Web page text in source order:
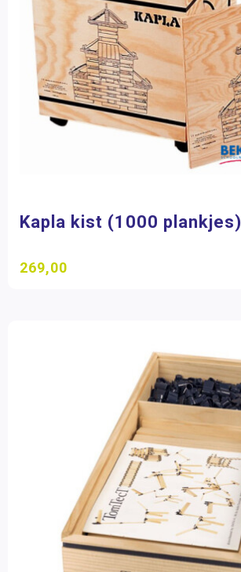
Kapla kist (1000 plankjes)
269,00